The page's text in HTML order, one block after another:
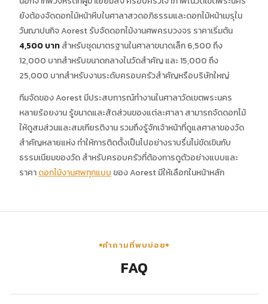
ยังต้องจัดดอกไม้หน้าหีบในศาลาสวดอภิธรรมและดอกไม้หน้าเมรุใน
วันฌาปนกิจ Aorest รับจัดดอกไม้งานศพครบวงจร ราคาเริ่มต้น
4,500 บาทสำหรับชุดมาตรฐานในศาลาขนาดเล็ก 6,500 ถึง
12,000 บาทสำหรับขนาดกลางในวัดสำคัญ และ 15,000 ถึง
25,000 บาทสำหรับงานระดับครอบครัวสำคัญหรือบริษัทใหญ่
ทีมจัดของ Aorest มีประสบการณ์ทำงานในศาลาวัดเขตพระนคร
หลายร้อยงาน รู้ขนาดและสัดส่วนของแต่ละศาลา สามารถจัดดอกไม้
ให้ดูสมส่วนและสมเกียรติงาน รวมถึงรู้จักเจ้าหน้าที่ดูแลศาลาของวัด
สำคัญหลายแห่ง ทำให้การติดตั้งเป็นไปอย่างราบรื่นไม่ขัดเขินกับ
ธรรมเนียมของวัด สำหรับครอบครัวที่ต้องการดูตัวอย่างแบบและ
ราคาดอกไม้งานศพทุกแบบของ Aorest มีให้เลือกในหน้าหลัก
คำถามที่พบบ่อย
FAQ